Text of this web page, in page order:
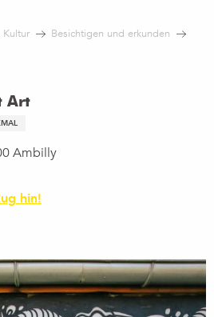
Kultur
Besichtigen und erkunden
Art
Ambilly
hin!